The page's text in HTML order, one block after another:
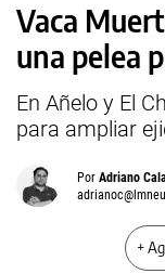
Vaca
una pelea
En Añelo y El
para ampliar
Por Adriano
+